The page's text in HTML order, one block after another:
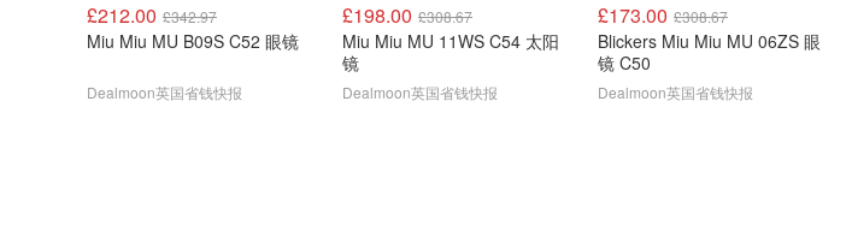
£212.00 £342.97
Miu Miu MU B09S C52 眼镜
Dealmoon英国省钱快报
£198.00 £308.67
Miu Miu MU 11WS C54 太阳
镜
Dealmoon英国省钱快报
£173.00 £308.67
Blickers Miu Miu MU 06ZS 眼
镜 C50
Dealmoon英国省钱快报